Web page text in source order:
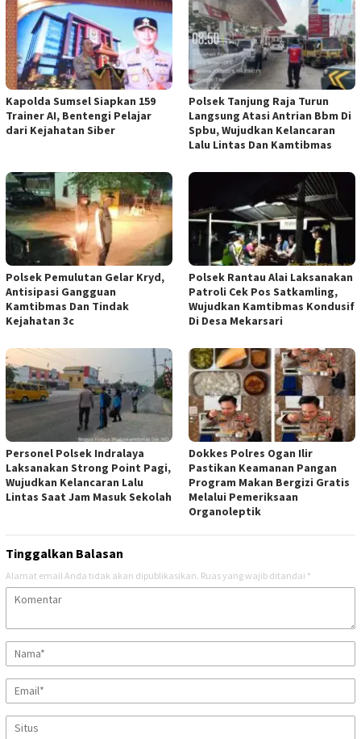
Kapolda Sumsel Siapkan 159
Trainer AI, Bentengi Pelajar
dari Kejahatan Siber
Polsek Tanjung Raja Turun
Langsung Atasi Antrian Bbm Di
Spbu, Wujudkan Kelancaran
Lalu Lintas Dan Kamtibmas
Polsek Pemulutan Gelar Kryd,
Antisipasi Gangguan
Kamtibmas Dan Tindak
Kejahatan 3c
Polsek Rantau Alai Laksanakan
Patroli Cek Pos Satkamling,
Wujudkan Kamtibmas Kondusif
Di Desa Mekarsari
Personel Polsek Indralaya
Laksanakan Strong Point Pagi,
Wujudkan Kelancaran Lalu
Lintas Saat Jam Masuk Sekolah
Dokkes Polres Ogan Ilir
Pastikan Keamanan Pangan
Program Makan Bergizi Gratis
Melalui Pemeriksaan
Organoleptik
Tinggalkan Balasan
Alamat email Anda tidak akan dipublikasikan. Ruas yang wajib ditandai *